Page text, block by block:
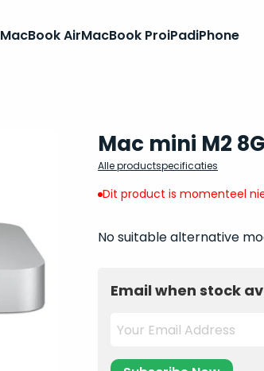
MacBook AirMacBook ProiPadiPhone
Mac mini M2
Alle productspecificaties
Dit product is momenteel
No suitable alternative
Email when stock